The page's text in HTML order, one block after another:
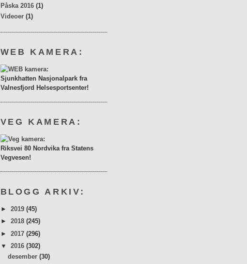
Påska 2016 (1)
Videoer (1)
WEB KAMERA:
Sjunkhatten Nasjonalpark fra
Valnesfjord Helsesportsenter!
VEG KAMERA:
Riksvei 80 Nordvika fra Statens
Vegvesen!
BLOGG ARKIV:
► 2019 (45)
► 2018 (245)
► 2017 (296)
▼ 2016 (302)
desember(30)